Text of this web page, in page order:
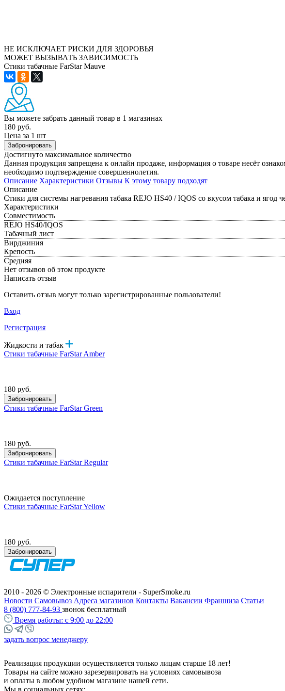
НЕ ИСКЛЮЧАЕТ РИСКИ ДЛЯ ЗДОРОВЬЯ
МОЖЕТ ВЫЗЫВАТЬ ЗАВИСИМОСТЬ
Стики табачные FarStar Mauve
Вы можете забрать данный товар в 1 магазинах
180 руб.
Цена за 1 шт
Забронировать
Достигнуто максимальное количество
Данная продукция запрещена к онлайн продаже, информация о товаре несёт
необходимо подтверждение совершеннолетия.
Описание Характеристики Отзывы К этому товару подходят
Описание
Стики для системы нагревания табака REJO HS40 / IQOS со вкусом табака и ягод
Характеристики
Совместимость
REJO HS40/IQOS
Табачный лист
Вирджиния
Крепость
Средняя
Нет отзывов об этом продукте
Написать отзыв
Оставить отзыв могут только зарегистрированные пользователи!
Вход
Регистрация
Жидкости и табак
Стики табачные FarStar Amber
180 руб.
Забронировать
Стики табачные FarStar Green
180 руб.
Забронировать
Стики табачные FarStar Regular
Ожидается поступление
Стики табачные FarStar Yellow
180 руб.
Забронировать
2010 - 2026 © Электронные испарители - SuperSmoke.ru
Новости Самовывоз Адреса магазинов Контакты Вакансии Франшиза Статьи
8 (800) 777-84-93 звонок бесплатный
Время работы: с 9:00 до 22:00
задать вопрос менеджеру
Реализация продукции осуществляется только лицам старше 18 лет!
Товары на сайте можно зарезервировать на условиях самовывоза
и оплаты в любом удобном магазине нашей сети.
Мы в социальных сетях: